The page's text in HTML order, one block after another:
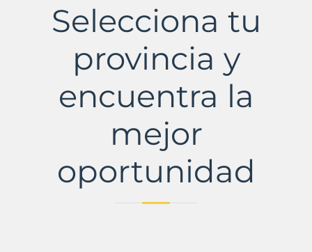
MurbalandsSelecciona tu
provincia y
encuentra la
mejor
oportunidad